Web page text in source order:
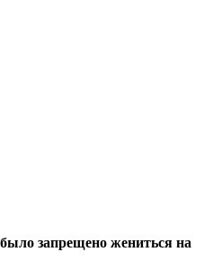
запрещено жениться на